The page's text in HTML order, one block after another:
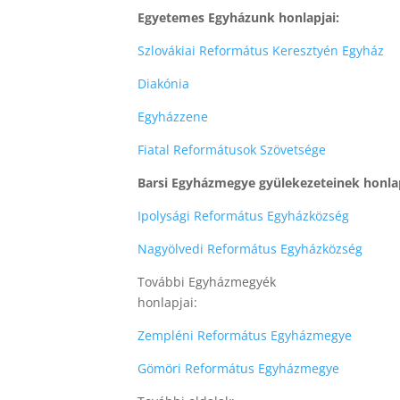
Egyetemes Egyházunk honlapjai:
Szlovákiai Református Keresztyén Egyház
Diakónia
Egyházzene
Fiatal Reformátusok Szövetsége
Barsi Egyházmegye gyülekezeteinek
Ipolysági Református Egyházközség
Nagyölvedi Református Egyházközség
További Egyházmegyék
honlapjai:
Zempléni Református Egyházmegye
Gömöri Református Egyházmegye